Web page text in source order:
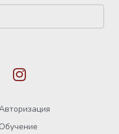
Обучение